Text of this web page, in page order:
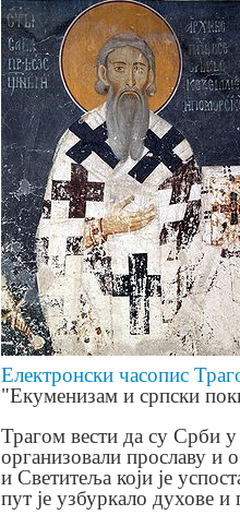
Електронски часопис
"Екуменизам и српски
Трагом вести да су Срби
организовали прославу и
и Светитеља који је
пут је узбуркало духове